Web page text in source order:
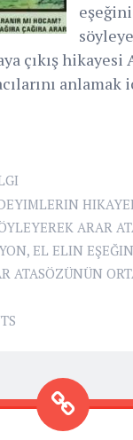
çıkış hikayesi
anlamak
ARAR
, EL ELIN
ATASÖZÜNÜN